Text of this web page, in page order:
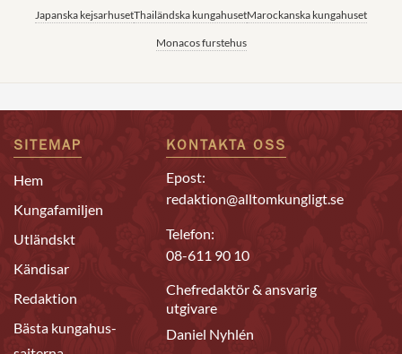
Japanska kejsarhusetThailändska kungahusetMarockanska kungahuset
Monacos furstehus
SITEMAP
Hem
Kungafamiljen
Utländskt
Kändisar
Redaktion
Bästa kungahus-
KONTAKTA OSS
Epost:
redaktion@alltomkungligt.se
Telefon:
08-611 90 10
Chefredaktör & ansvarig
utgivare
Daniel Nyhlén